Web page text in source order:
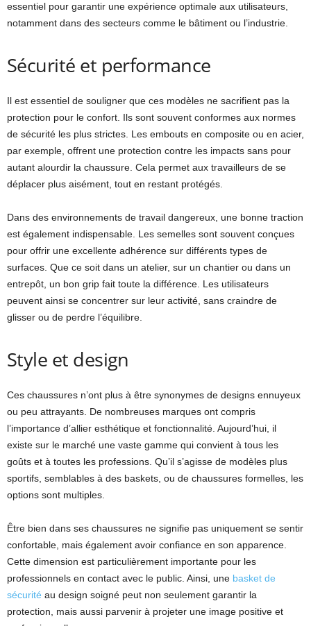
essentiel pour garantir une expérience optimale aux utilisateurs,
notamment dans des secteurs comme le bâtiment ou l’industrie.
Sécurité et performance
Il est essentiel de souligner que ces modèles ne sacrifient pas la
protection pour le confort. Ils sont souvent conformes aux normes
de sécurité les plus strictes. Les embouts en composite ou en acier,
par exemple, offrent une protection contre les impacts sans pour
autant alourdir la chaussure. Cela permet aux travailleurs de se
déplacer plus aisément, tout en restant protégés.
Dans des environnements de travail dangereux, une bonne traction
est également indispensable. Les semelles sont souvent conçues
pour offrir une excellente adhérence sur différents types de
surfaces. Que ce soit dans un atelier, sur un chantier ou dans un
entrepôt, un bon grip fait toute la différence. Les utilisateurs
peuvent ainsi se concentrer sur leur activité, sans craindre de
glisser ou de perdre l’équilibre.
Style et design
Ces chaussures n’ont plus à être synonymes de designs ennuyeux
ou peu attrayants. De nombreuses marques ont compris
l’importance d’allier esthétique et fonctionnalité. Aujourd’hui, il
existe sur le marché une vaste gamme qui convient à tous les
goûts et à toutes les professions. Qu’il s’agisse de modèles plus
sportifs, semblables à des baskets, ou de chaussures formelles, les
options sont multiples.
Être bien dans ses chaussures ne signifie pas uniquement se sentir
confortable, mais également avoir confiance en son apparence.
Cette dimension est particulièrement importante pour les
professionnels en contact avec le public. Ainsi, une basket de
sécurité au design soigné peut non seulement garantir la
protection, mais aussi parvenir à projeter une image positive et